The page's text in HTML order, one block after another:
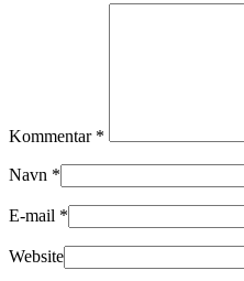
Kommentar *
Navn *
E-mail *
Website